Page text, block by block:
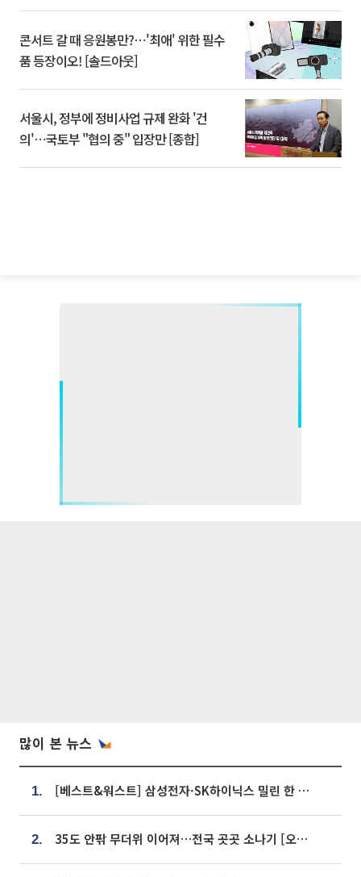
콘서트 갈 때 응원봉만?⋯'최애' 위한 필수
품 등장이오! [솔드아웃]
서울시, 정부에 정비사업 규제 완화 '건
의'⋯국토부 "협의 중" 입장만 [종합]
많이 본 뉴스
1. [베스트&워스트] 삼성전자·SK하이닉스 밀린 한 주…상상인증권은 85% 급등
2. 35도 안팎 무더위 이어져…전국 곳곳 소나기 [오늘 날씨]